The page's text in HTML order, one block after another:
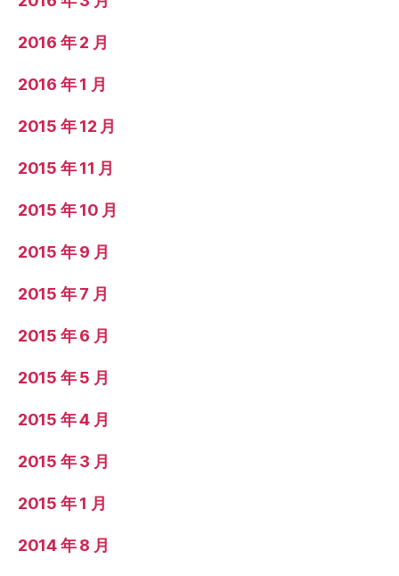
2016 年 2 月
2016 年 1 月
2015 年 12 月
2015 年 11 月
2015 年 10 月
2015 年 9 月
2015 年 7 月
2015 年 6 月
2015 年 5 月
2015 年 4 月
2015 年 3 月
2015 年 1 月
2014 年 8 月